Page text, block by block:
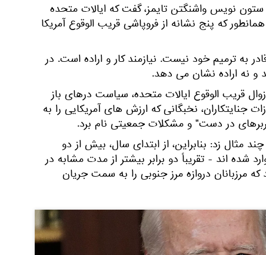
نویس واشنگتن تایمز، گفت که ایالات متحده
که پنج نشانه از فروپاشی قریب الوقوع آمریکا
به ترمیم خود نیست. نیازمند کار و اراده است. در
و نه اراده نشان می دهد.
قریب الوقوع ایالات متحده، سیاست درهای باز
جنایتکاران، نخبگانی که ارزش های آمریکایی را به
در دست" و مشکلات جمعیتی نام برد.
مثال زد: بنابراین، از ابتدای سال، بیش از دو
شده اند - تقریباً دو برابر بیشتر از مدت مشابه در
شد که مرزبانان دروازه مرز جنوبی را به سمت جریان